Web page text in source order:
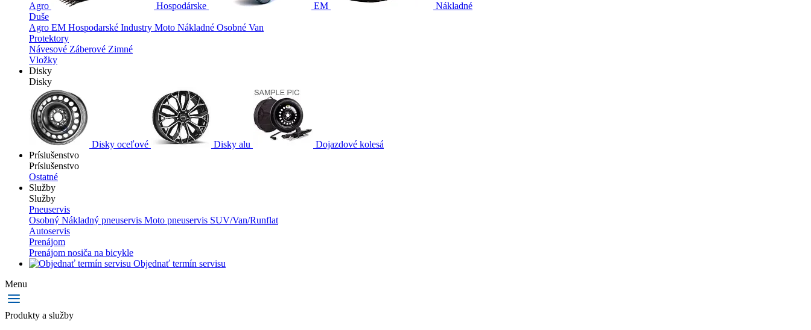
Agro Hospodárske EM
Nákladné
Duše
Agro EM Hospodarské Industry Moto Nákladné Osobné Van
Protektory
Návesové Záberové Zimné
Vložky
Disky
Disky
Disky oceľové Disky alu
Dojazdové kolesá
Príslušenstvo
Príslušenstvo
Ostatné
Služby
Služby
Pneuservis
Osobný Nákladný pneuservis Moto pneuservis SUV/Van/Runflat
Autoservis
Prenájom
Prenájom nosiča na bicykle
Objednať termín servisu
Menu
Produkty a služby